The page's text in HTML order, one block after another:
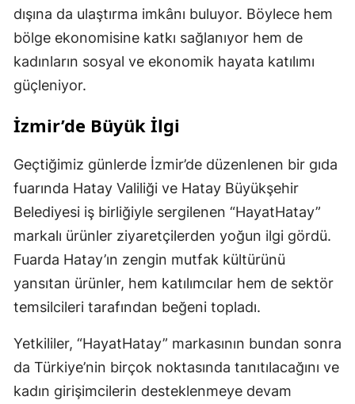
dışına da ulaştırma imkânı buluyor. Böylece hem
bölge ekonomisine katkı sağlanıyor hem de
kadınların sosyal ve ekonomik hayata katılımı
güçleniyor.
İzmir’de Büyük İlgi
Geçtiğimiz günlerde İzmir’de düzenlenen bir gıda
fuarında Hatay Valiliği ve Hatay Büyükşehir
Belediyesi iş birliğiyle sergilenen “HayatHatay”
markalı ürünler ziyaretçilerden yoğun ilgi gördü.
Fuarda Hatay’ın zengin mutfak kültürünü
yansıtan ürünler, hem katılımcılar hem de sektör
temsilcileri tarafından beğeni topladı.
Yetkililer, “HayatHatay” markasının bundan sonra
da Türkiye’nin birçok noktasında tanıtılacağını ve
kadın girişimcilerin desteklenmeye devam